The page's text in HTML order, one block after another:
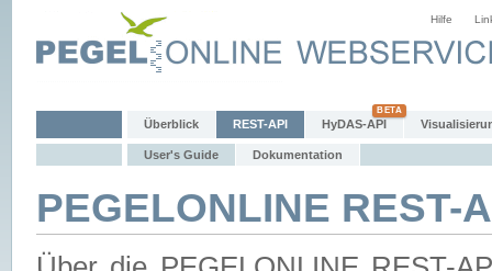
Hilfe
Überblick REST-API HyDAS-API
User's Guide Dokumentation
PEGELONLINE REST-